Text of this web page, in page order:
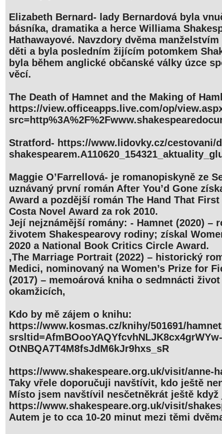
Elizabeth Bernard- lady Bernardová byla
básníka, dramatika a herce Williama
Hathawayové. Navzdory dvěma
děti a byla posledním žijícím potomkem
byla během anglické občanské války úzce
věcí.
The Death of Hamnet and the Making of
https://view.officeapps.live.com/op/
Stratford- https://www.lidovky.cz/cestovani/
Maggie O’Farrellová- je romanopiskyně ze
uznávaný první román After You’d Gone
Award a pozdější román The Hand That
Costa Novel Award za rok 2010.
Její nejznámější romány: - Hamnet (2020) –
životem Shakespearovy rodiny; získal
2020 a National Book Critics Circle Award.
,The Marriage Portrait (2022) – historický
Medici, nominovaný na Women’s Prize for
(2017) – memoárová kniha o sedmnácti
okamžicích,
Kdo by mě zájem o knihu:
https://www.kosmas.cz/knihy/501691/
srsltid=AfmBOooYAQYfcvhNLJK8cx4grWYw-
OtNBQA7T4M8fsJdM6kJr9hxs_sR
https://www.shakespeare.org.uk/visit/anne-
Taky vřele doporučuji navštívit, kdo ještě
Místo jsem navštívil nesčetněkrát ještě
https://www.shakespeare.org.uk/visit/
Autem je to cca 10-20 minut mezi těmi